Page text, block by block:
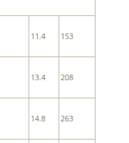
11.4 153
13.4 208
14.8 263